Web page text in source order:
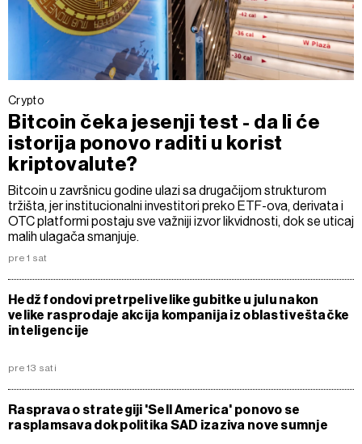
Crypto
Bitcoin čeka jesenji test - da li će
istorija ponovo raditi u korist
kriptovalute?
Bitcoin u završnicu godine ulazi sa drugačijom strukturom
tržišta, jer institucionalni investitori preko ETF-ova, derivata i
OTC platformi postaju sve važniji izvor likvidnosti, dok se uticaj
malih ulagača smanjuje.
pre 1 sat
Hedž fondovi pretrpeli velike gubitke u julu nakon
velike rasprodaje akcija kompanija iz oblasti veštačke
inteligencije
pre 13 sati
Rasprava o strategiji 'Sell America' ponovo se
rasplamsava dok politika SAD izaziva nove sumnje